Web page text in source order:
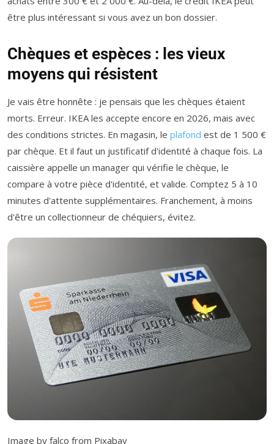
être plus intéressant si vous avez un bon dossier.
Chèques et espèces : les vieux
moyens qui résistent
Je vais être honnête : je pensais que les chèques étaient
morts. Erreur. IKEA les accepte encore en 2026, mais avec
des conditions strictes. En magasin, le plafond est de 1 500 €
par chèque. Et il faut un justificatif d'identité à chaque fois. La
caissière appelle un manager qui vérifie le chèque, le
compare à votre pièce d'identité, et valide. Comptez 5 à 10
minutes d'attente supplémentaires. Franchement, à moins
d'être un collectionneur de chéquiers, évitez.
Image by falco from Pixabay